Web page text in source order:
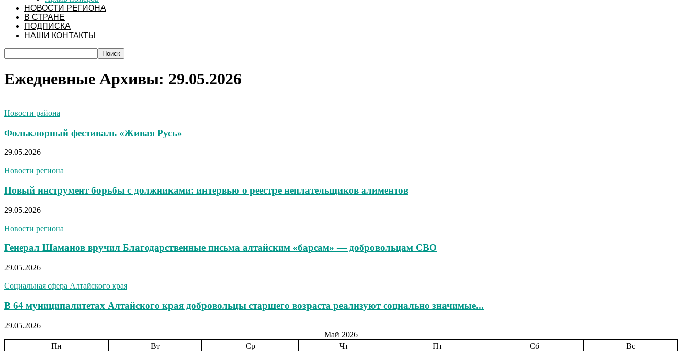
НОВОСТИ РЕГИОНА
В СТРАНЕ
ПОДПИСКА
НАШИ КОНТАКТЫ
Ежедневные Архивы: 29.05.2026
Новости района
Фольклорный фестиваль «Живая Русь»
29.05.2026
Новости региона
Новый инструмент борьбы с должниками: интервью о реестре неплательщиков алиментов
29.05.2026
Новости региона
Генерал Шаманов вручил Благодарственные письма алтайским «барсам» — добровольцам СВО
29.05.2026
Социальная сфера Алтайского края
В 64 муниципалитетах Алтайского края добровольцы старшего возраста реализуют социально значимые...
29.05.2026
Май 2026
Пн
Вт Ср Чт Пт Сб
Вс